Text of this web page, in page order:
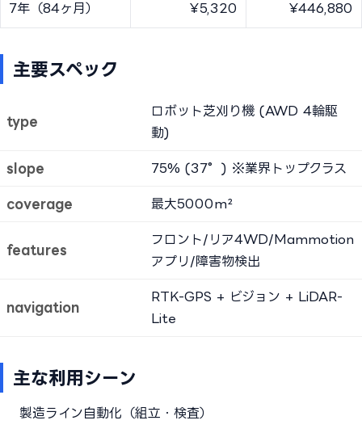
7年（84ヶ月） ¥5,320 ¥446,880
主要スペック
type
ロボット芝刈り機 (AWD 4輪駆
動)
slope 75% (37°) ※業界トップクラス
coverage 最大5000m²
features
フロント/リア4WD/Mammotion
アプリ/障害物検出
navigation
RTK-GPS + ビジョン + LiDAR-
Lite
主な利用シーン
製造ライン自動化（組立・検査）